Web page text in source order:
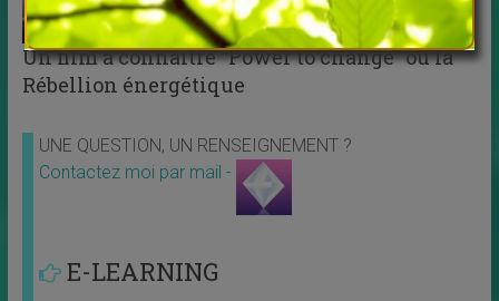
Un film à connaitre “Power to change” ou la
Rébellion énergétique
UNE QUESTION, UN RENSEIGNEMENT ?
Contactez moi par mail -
E-LEARNING